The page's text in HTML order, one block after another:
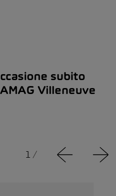
subito
Villeneuve
1 /